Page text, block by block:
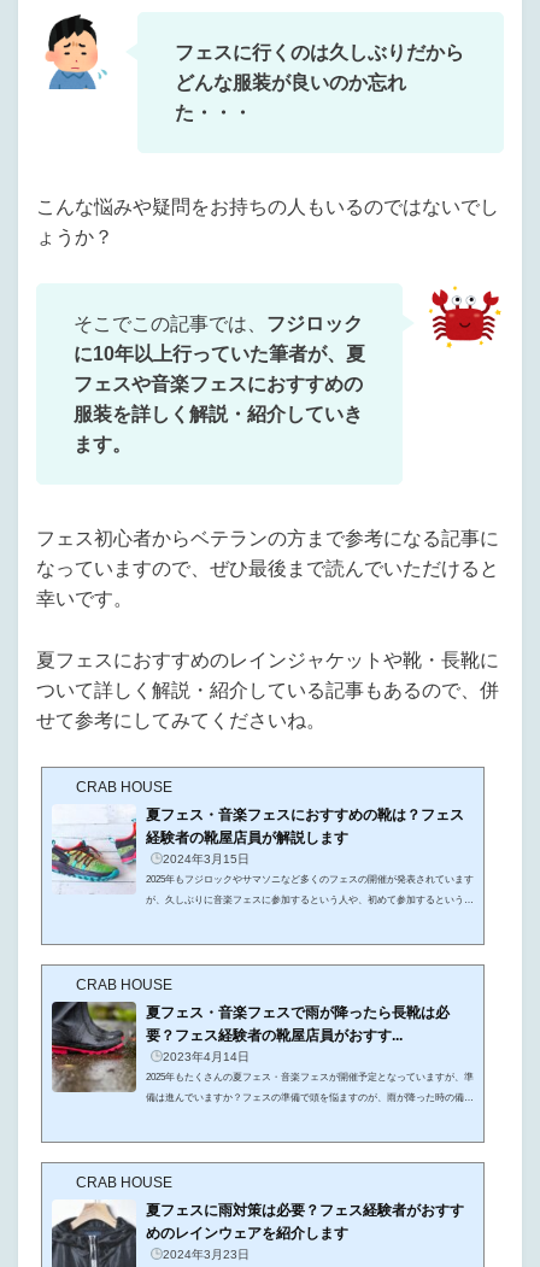
フェスに行くのは久しぶりだから
どんな服装が良いのか忘れ
た・・・
こんな悩みや疑問をお持ちの人もいるのではないでし
ょうか？
そこでこの記事では、 フジロック
に10年以上行っていた筆者が、夏
フェスや音楽フェスにおすすめの
服装を詳しく解説・紹介していき
ます。
フェス初心者からベテランの方まで参考になる記事に
なっていますので、ぜひ最後まで読んでいただけると
幸いです。
夏フェスにおすすめのレインジャケットや靴・長靴に
ついて詳しく解説・紹介している記事もあるので、併
せて参考にしてみてくださいね。
CRAB HOUSE
夏フェス・音楽フェスにおすすめの靴は？フェス
経験者の靴屋店員が解説します
2024年3月15日
2025年もフジロックやサマソニなど多くのフェスの開催が発表されています
が、久しぶりに音楽フェスに参加するという人や、初めて参加するという人
意外と悩むのが靴なんです。初めて音楽フェスに行くけどどんな靴がいいの
んな方々のために、この...
CRAB HOUSE
夏フェス・音楽フェスで雨が降ったら長靴は必
要？フェス経験者の靴屋店員がおすす...
2023年4月14日
2025年もたくさんの夏フェス・音楽フェスが開催予定となっていますが、準
備は進んでいますか？フェスの準備で頭を悩ますのが、雨が降った時の備え
そんな声にお応えすべく、この記事ではフジロックに10年以上参加し靴販売
ていきます！この記事...
CRAB HOUSE
夏フェスに雨対策は必要？フェス経験者がおすす
めのレインウェアを紹介します
2024年3月23日